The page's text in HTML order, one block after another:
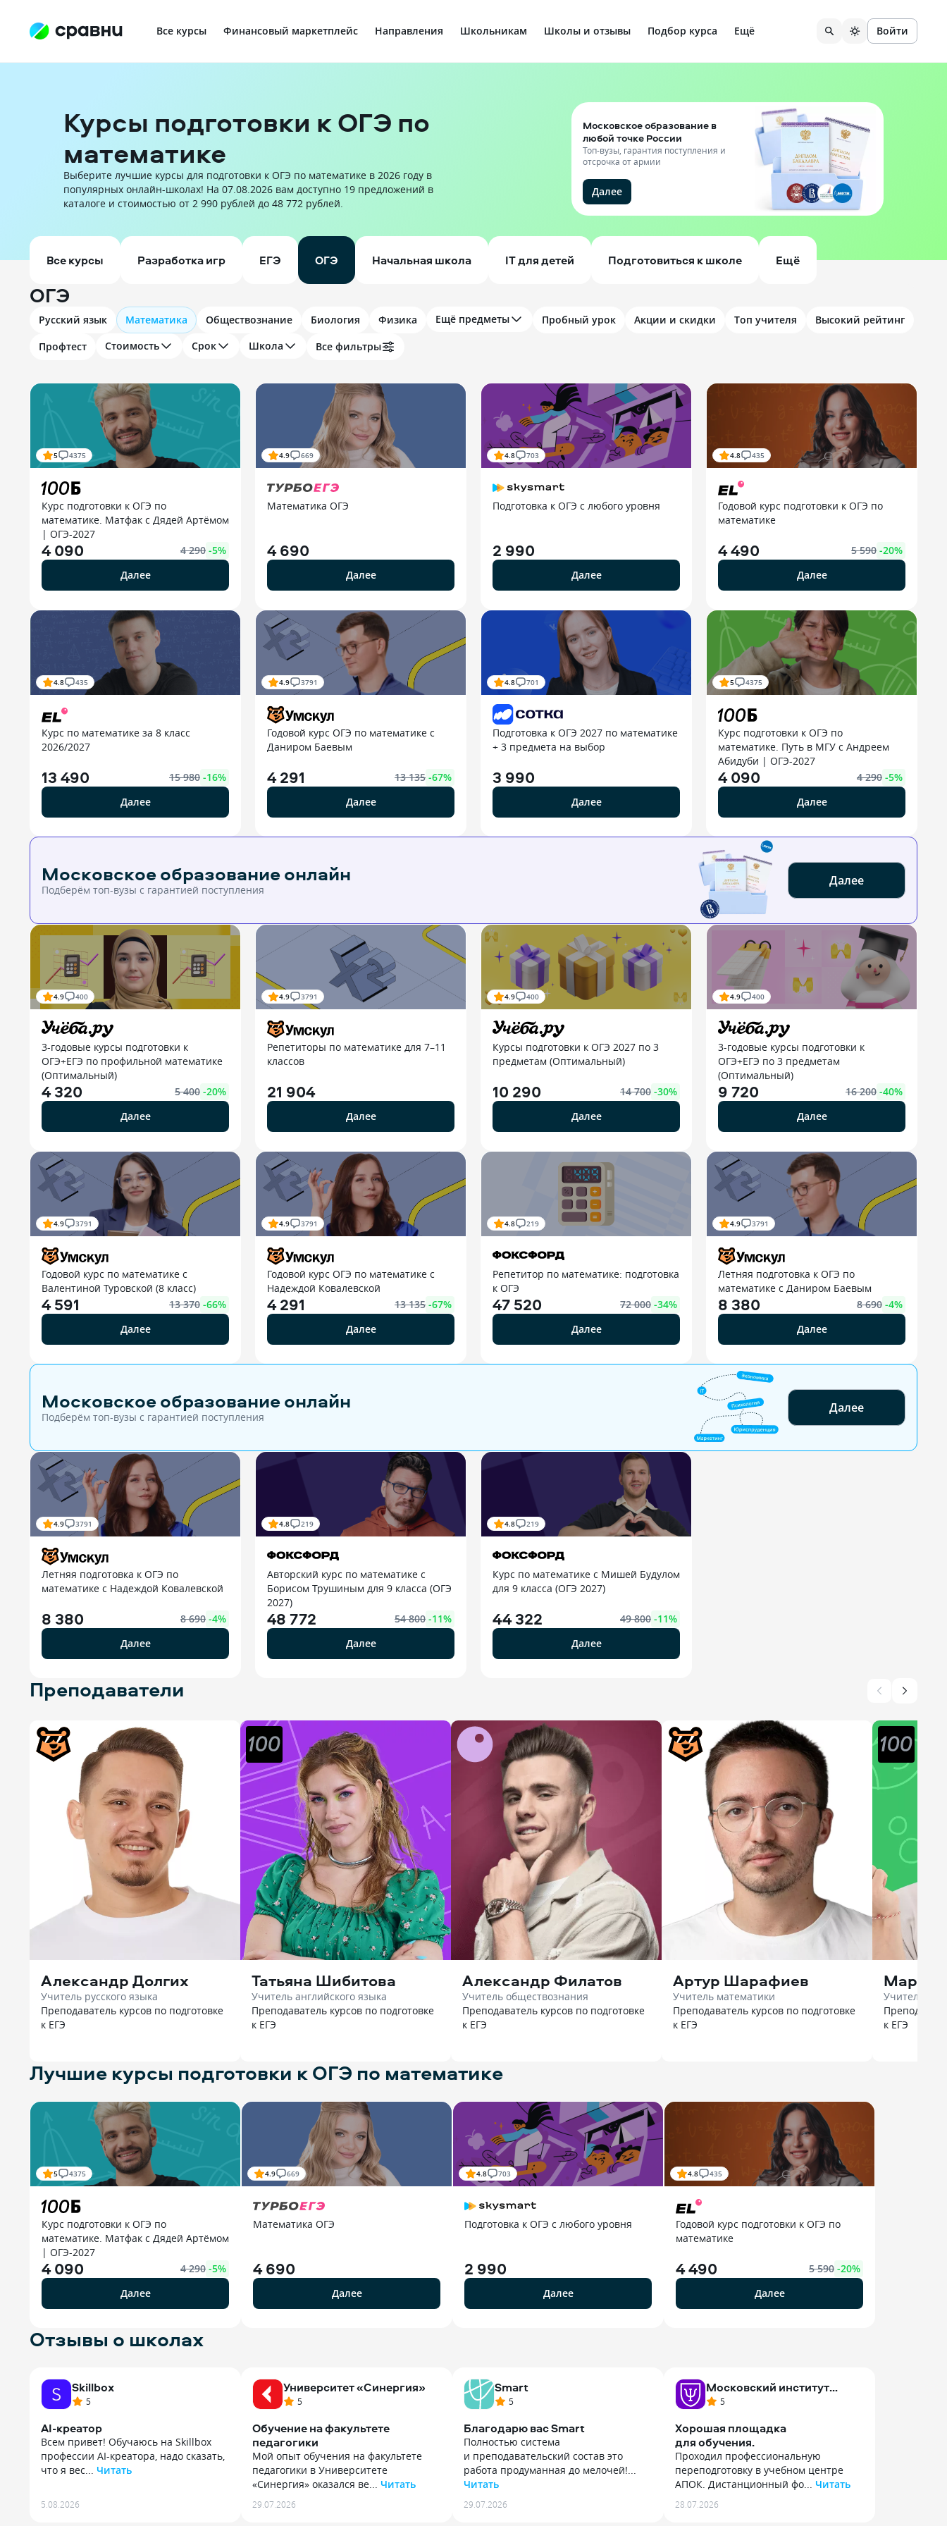
Все курсы Финансовый маркетплейс Направления Школьникам Школы и отзывы Подбор курса Ещё Войти
Курсы подготовки к ОГЭ по
математике
Выберите лучшие курсы для подготовки к ОГЭ по математике в 2026 году в
популярных онлайн-школах! На 07.08.2026 вам доступно 19 предложений в
каталоге и стоимостью от 2 990 рублей до 48 772 рублей.
Московское образование в
любой точке России
Топ-вузы, гарантия поступления и
отсрочка от армии
Далее
Все курсы Разработка игр ЕГЭ ОГЭ Начальная школа IT для детей Подготовиться к школе Ещё
ОГЭ
Русский язык Математика Обществознание Биология Физика Ещё предметы Пробный урок Акции и скидки Топ учителя
Высокий рейтинг
Профтест
Стоимость Срок Школа Все фильтры
5 4375
Курс подготовки к ОГЭ по
математике. Матфак с Дядей Артёмом
| ОГЭ-2027
4 090 4 290 -5%
Далее
4.9 669
Математика ОГЭ
4 690
Далее
4.8 703
Подготовка к ОГЭ с любого уровня
2 990
Далее
4.8 435
Годовой курс подготовки к ОГЭ по
математике
4 490 5 590 -20%
Далее
4.8 435
Курс по математике за 8 класс
2026/2027
13 490 15 980 -16%
Далее
4.9 3791
Годовой курс ОГЭ по математике с
Даниром Баевым
4 291 13 135 -67%
Далее
4.8 701
Подготовка к ОГЭ 2027 по математике
+ 3 предмета на выбор
3 990
Далее
5 4375
Курс подготовки к ОГЭ по
математике. Путь в МГУ с Андреем
Абидуби | ОГЭ-2027
4 090 4 290 -5%
Далее
Московское образование онлайн
Подберём топ-вузы c гарантией поступления
Далее
4.9 400
3-годовые курсы подготовки к
ОГЭ+ЕГЭ по профильной математике
(Оптимальный)
4 320 5 400 -20%
Далее
4.9 3791
Репетиторы по математике для 7–11
классов
21 904
Далее
4.9 400
Курсы подготовки к ОГЭ 2027 по 3
предметам (Оптимальный)
10 290 14 700 -30%
Далее
4.9 400
3-годовые курсы подготовки к
ОГЭ+ЕГЭ по 3 предметам
(Оптимальный)
9 720 16 200 -40%
Далее
4.9 3791
Годовой курс по математике с
Валентиной Туровской (8 класс)
4 591 13 370 -66%
Далее
4.9 3791
Годовой курс ОГЭ по математике с
Надеждой Ковалевской
4 291 13 135 -67%
Далее
4.8 219
Репетитор по математике: подготовка
к ОГЭ
47 520 72 000 -34%
Далее
4.9 3791
Летняя подготовка к ОГЭ по
математике с Даниром Баевым
8 380 8 690 -4%
Далее
Московское образование онлайн
Подберём топ-вузы c гарантией поступления
Далее
4.9 3791
Летняя подготовка к ОГЭ по
математике с Надеждой Ковалевской
8 380 8 690 -4%
Далее
4.8 219
Авторский курс по математике с
Борисом Трушиным для 9 класса (ОГЭ
2027)
48 772 54 800 -11%
Далее
4.8 219
Курс по математике с Мишей Будулом
для 9 класса (ОГЭ 2027)
44 322 49 800 -11%
Далее
Преподаватели
Александр Долгих
Учитель русского языка
Преподаватель курсов по подготовке
к ЕГЭ
Татьяна Шибитова
Учитель английского языка
Преподаватель курсов по подготовке
к ЕГЭ
Александр Филатов
Учитель обществознания
Преподаватель курсов по подготовке
к ЕГЭ
Артур Шарафиев
Учитель математики
Преподаватель курсов по подготовке
к ЕГЭ
Марк
Учитель
к ЕГЭ
Лучшие курсы подготовки к ОГЭ по математике
5 4375
Курс подготовки к ОГЭ по
математике. Матфак с Дядей Артёмом
| ОГЭ-2027
4 090 4 290 -5%
Далее
4.9 669
Математика ОГЭ
4 690
Далее
4.8 703
Подготовка к ОГЭ с любого уровня
2 990
Далее
4.8 435
Годовой курс подготовки к ОГЭ по
математике
4 490 5 590 -20%
Далее
Отзывы о школах
Skillbox
5
AI-креатор
Всем привет! Обучаюсь на Skillbox
профессии AI-креатора, надо сказать,
что я вес... Читать
профессии AI-креатора, надо сказать,
что я весьма и весьма далека
5.08.2026
Университет «Синергия»
5
Обучение на факультете
педагогики
Мой опыт обучения на факультете
педагогики в Университете
«Синергия» оказался ве... Читать
Мой опыт обучения на факультете
педагогики в Университете
29.07.2026
Smart
5
Благодарю вас Smart
Полностью система
и преподавательский состав это
работа продуманная до мелочей!...
Читать
Полностью система
и преподавательский состав это
29.07.2026
Московский институт
психологии
5
Хорошая площадка
для обучения.
Проходил профессиональную
переподготовку в учебном центре
АПОК. Дистанционный фо... Читать
Проходил профессиональную
переподготовку в учебном центре
28.07.2026